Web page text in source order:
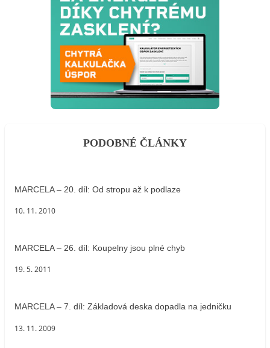
PODOBNÉ ČLÁNKY
MARCELA – 20. díl: Od stropu až k podlaze
10. 11. 2010
MARCELA – 26. díl: Koupelny jsou plné chyb
19. 5. 2011
MARCELA – 7. díl: Základová deska dopadla na jedničku
13. 11. 2009